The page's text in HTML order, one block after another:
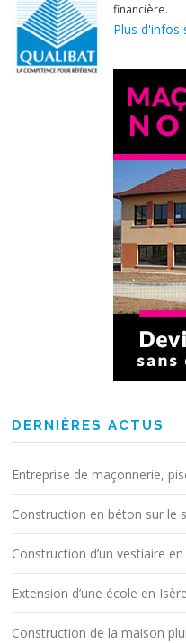
financière.
Plus d'infos
DERNIÈRES ACTUS
Entreprise de maçonnerie,
Construction en béton sur le
Construction d’un vestiaire
Extension d’une école en Isère
Construction de la maison